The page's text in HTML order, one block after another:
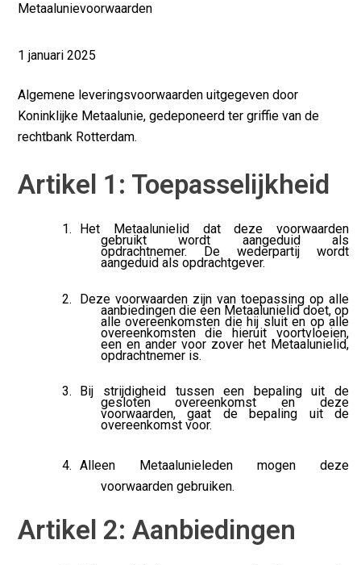
Metaalunievoorwaarden
1 januari 2025
Algemene leveringsvoorwaarden uitgegeven door
Koninklijke Metaalunie, gedeponeerd ter griffie van de
rechtbank Rotterdam.
Artikel 1: Toepasselijkheid
Het Metaalunielid dat deze voorwaarden
gebruikt wordt aangeduid als
opdrachtnemer. De wederpartij wordt
aangeduid als opdrachtgever.
Deze voorwaarden zijn van toepassing op alle
aanbiedingen die een Metaalunielid doet, op
alle overeenkomsten die hij sluit en op alle
overeenkomsten die hieruit voortvloeien,
een en ander voor zover het Metaalunielid,
opdrachtnemer is.
Bij strijdigheid tussen een bepaling uit de
gesloten overeenkomst en deze
voorwaarden, gaat de bepaling uit de
overeenkomst voor.
Alleen Metaalunieleden mogen deze
voorwaarden gebruiken.
Artikel 2: Aanbiedingen